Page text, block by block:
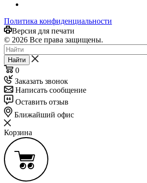
Политика конфиденциальности
Версия для печати
© 2026 Все права защищены.
Найти
0
Заказать звонок
Написать сообщение
Оставить отзыв
Ближайший офис
Корзина